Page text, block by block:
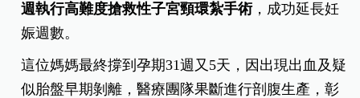
週執行高難度搶救性子宮頸環紮手術，成功延長妊
娠週數。
這位媽媽最終撐到孕期31週又5天，因出現出血及疑
似胎盤早期剝離，醫療團隊果斷進行剖腹生產，彰